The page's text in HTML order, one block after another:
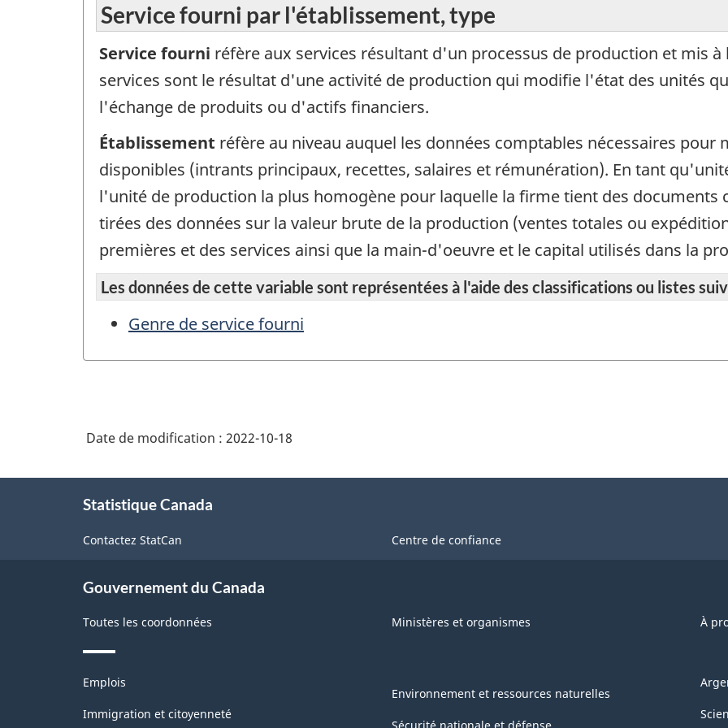
Service fourni par l'établissement, type
Service fourni réfère aux services résultant d'un processus de production et mis à
services sont le résultat d'une activité de production qui modifie l'état des unités
l'échange de produits ou d'actifs financiers.
Établissement réfère au niveau auquel les données comptables nécessaires
disponibles (intrants principaux, recettes, salaires et rémunération). En tant
l'unité de production la plus homogène pour laquelle la firme tient des documents
tirées des données sur la valeur brute de la production (ventes totales ou
premières et des services ainsi que la main-d'oeuvre et le capital utilisés dans la
Les données de cette variable sont représentées à l'aide des classifications ou listes
Genre de service fourni
Date de modification : 2022-10-18
Statistique Canada
Contactez StatCan Centre de confiance
Gouvernement du Canada
Toutes les coordonnées Ministères et organismes À
Thèmes
sujets
Emplois
Immigration et citoyenneté
Environnement et ressources naturelles